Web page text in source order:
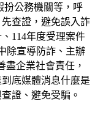
扮公務機關等，呼
查證，避免誤入詐
114年度受理案件
除宣導防詐、主辦
盡企業社會責任，
底媒體消息什麼是
證、避免受騙。